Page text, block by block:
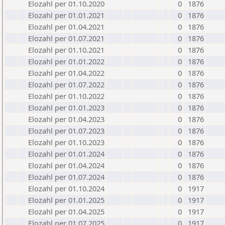
Elozahl per 01.10.2020 0
1876
Elozahl per 01.01.2021
0
1876
Elozahl per 01.04.2021
0
1876
Elozahl per 01.07.2021
0
1876
Elozahl per 01.10.2021
0
1876
Elozahl per 01.01.2022
0
1876
Elozahl per 01.04.2022
0
1876
Elozahl per 01.07.2022
0
1876
Elozahl per 01.10.2022
0
1876
Elozahl per 01.01.2023
0
1876
Elozahl per 01.04.2023
0
1876
Elozahl per 01.07.2023
0
1876
Elozahl per 01.10.2023
0
1876
Elozahl per 01.01.2024
0
1876
Elozahl per 01.04.2024
0
1876
Elozahl per 01.07.2024
0
1876
Elozahl per 01.10.2024
0
1917
Elozahl per 01.01.2025
0
1917
Elozahl per 01.04.2025
0
1917
Elozahl per 01.07.2025
0 1917